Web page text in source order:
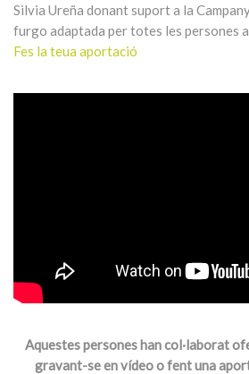
Silvia Ureña donant suport a la
furgo adaptada per totes les persones
Fes la teua aportació
Aquestes persones han col·laborat
gravant-se en vídeo o fent una